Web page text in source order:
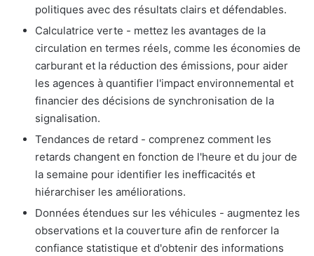
politiques avec des résultats clairs et défendables.
Calculatrice verte - mettez les avantages de la
circulation en termes réels, comme les économies de
carburant et la réduction des émissions, pour aider
les agences à quantifier l'impact environnemental et
financier des décisions de synchronisation de la
signalisation.
Tendances de retard - comprenez comment les
retards changent en fonction de l'heure et du jour de
la semaine pour identifier les inefficacités et
hiérarchiser les améliorations.
Données étendues sur les véhicules - augmentez les
observations et la couverture afin de renforcer la
confiance statistique et d'obtenir des informations